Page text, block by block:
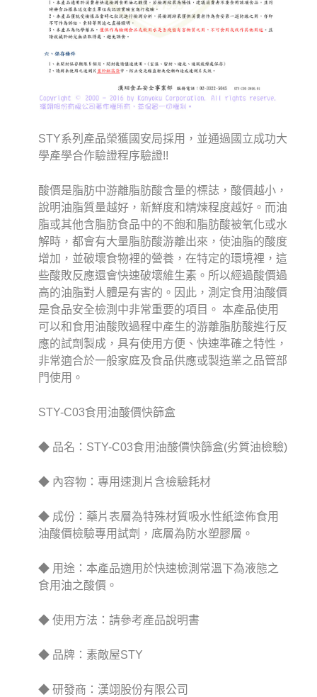
STY系列產品榮獲國安局採用，並通過國立成功大
學產學合作驗證程序驗證!!
酸價是脂肪中游離脂肪酸含量的標誌，酸價越小，
說明油脂質量越好，新鮮度和精煉程度越好。而油
脂或其他含脂肪食品中的不飽和脂肪酸被氧化或水
解時，都會有大量脂肪酸游離出來，使油脂的酸度
增加，並破壞食物裡的營養，在特定的環境裡，這
些酸敗反應還會快速破壞維生素。所以經過酸價過
高的油脂對人體是有害的。因此，測定食用油酸價
是食品安全檢測中非常重要的項目。 本產品使用
可以和食用油酸敗過程中產生的游離脂肪酸進行反
應的試劑製成，具有使用方便、快速準確之特性，
非常適合於一般家庭及食品供應或製造業之品管部
門使用。
STY-C03食用油酸價快篩盒
◆ 品名：STY-C03食用油酸價快篩盒(劣質油檢驗)
◆ 內容物：專用速測片含檢驗耗材
◆ 成份：藥片表層為特殊材質吸水性紙塗佈食用
油酸價檢驗專用試劑，底層為防水塑膠層。
◆ 用途：本產品適用於快速檢測常溫下為液態之
食用油之酸價。
◆ 使用方法：請參考產品說明書
◆ 品牌：素敵屋STY
◆ 研發商：漢翊股份有限公司